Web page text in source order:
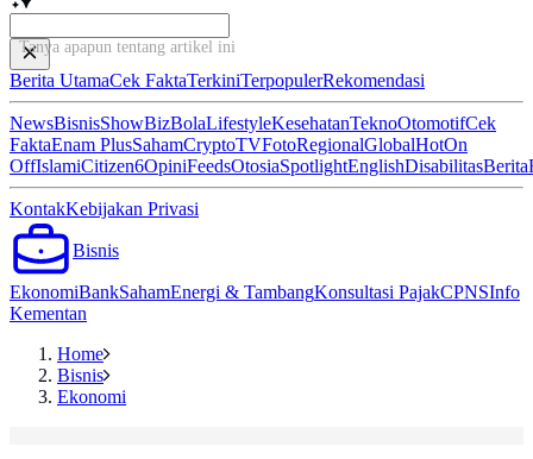
Tanya apapun tentang artikel ini...
Berita UtamaCek FaktaTerkiniTerpopulerRekomendasi
NewsBisnisShowBizBolaLifestyleKesehatanTeknoOtomotifCek
FaktaEnam PlusSahamCryptoTVFotoRegionalGlobalHotOn
OffIslamiCitizen6OpiniFeedsOtosiaSpotlightEnglishDisabilitasBerita
KontakKebijakan Privasi
Bisnis
EkonomiBankSahamEnergi & TambangKonsultasi PajakCPNSInfo
Kementan
Home
Bisnis
Ekonomi